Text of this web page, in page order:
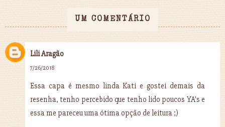
UM COMENTÁRIO
Lili Aragão
7/26/2018
Essa capa é mesmo linda Kati e gostei demais da
resenha, tenho percebido que tenho lido poucos YA's e
essa me pareceu uma ótima opção de leitura ;)